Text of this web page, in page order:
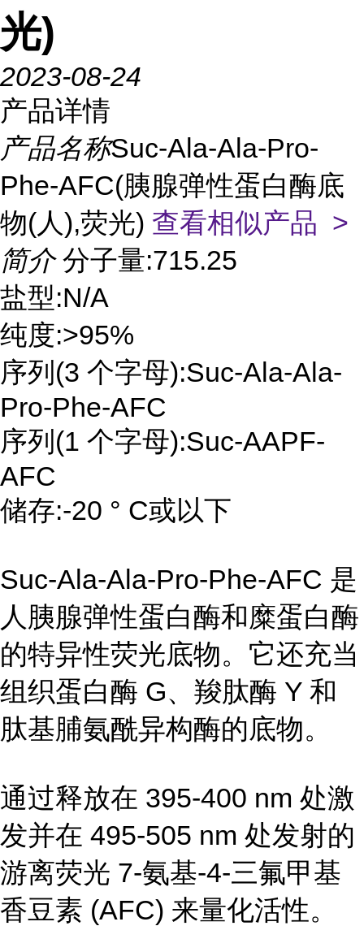
光)
2023-08-24
产品详情
产品名称Suc-Ala-Ala-Pro-
Phe-AFC(胰腺弹性蛋白酶底
物(人),荧光) 查看相似产品 >
简介 分子量:715.25
盐型:N/A
纯度:>95%
序列(3 个字母):Suc-Ala-Ala-
Pro-Phe-AFC
序列(1 个字母):Suc-AAPF-
AFC
储存:-20 ° C或以下
Suc-Ala-Ala-Pro-Phe-AFC 是
人胰腺弹性蛋白酶和糜蛋白酶
的特异性荧光底物。它还充当
组织蛋白酶 G、羧肽酶 Y 和
肽基脯氨酰异构酶的底物。
通过释放在 395-400 nm 处激
发并在 495-505 nm 处发射的
游离荧光 7-氨基-4-三氟甲基
香豆素 (AFC) 来量化活性。